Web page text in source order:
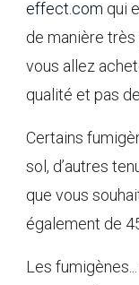
effect.com qui
de manière
vous allez
qualité et pas
Certains
sol, d’autres
que vous
également de
Les